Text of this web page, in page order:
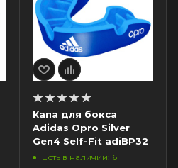
Капа для бокса
Adidas Opro Silver
Gen4 Self-Fit adiBP32
Есть в наличии: 6